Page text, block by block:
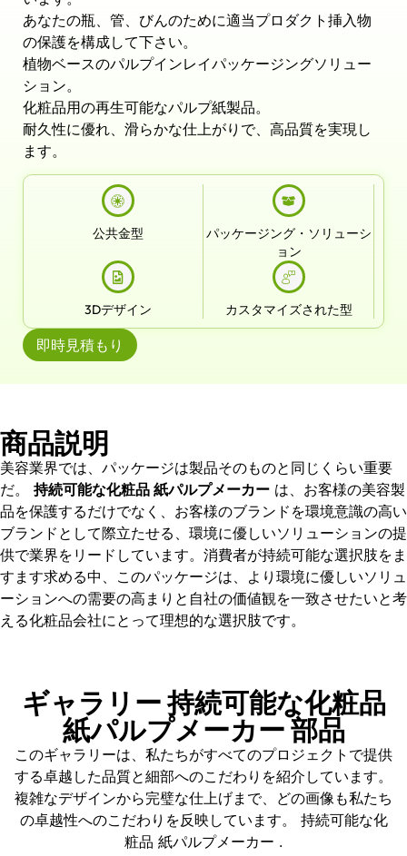
あなたの瓶、管、びんのために適当プロダクト挿入物
の保護を構成して下さい。
植物ベースのパルプインレイパッケージングソリュー
ション。
化粧品用の再生可能なパルプ紙製品。
耐久性に優れ、滑らかな仕上がりで、高品質を実現し
ます。
公共金型
パッケージング・ソリューシ
ョン
3Dデザイン カスタマイズされた型
即時見積もり
商品説明
美容業界では、パッケージは製品そのものと同じくらい重要
だ。 持続可能な化粧品 紙パルプメーカー は、お客様の美容製
品を保護するだけでなく、お客様のブランドを環境意識の高い
ブランドとして際立たせる、環境に優しいソリューションの提
供で業界をリードしています。消費者が持続可能な選択肢をま
すます求める中、このパッケージは、より環境に優しいソリュ
ーションへの需要の高まりと自社の価値観を一致させたいと考
える化粧品会社にとって理想的な選択肢です。
ギャラリー 持続可能な化粧品
紙パルプメーカー 部品
このギャラリーは、私たちがすべてのプロジェクトで提供
する卓越した品質と細部へのこだわりを紹介しています。
複雑なデザインから完璧な仕上げまで、どの画像も私たち
の卓越性へのこだわりを反映しています。 持続可能な化
粧品 紙パルプメーカー .